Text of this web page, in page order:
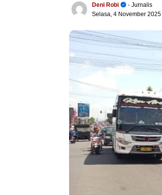
Deni Robi
- Jurnalis
Selasa, 4 November 2025